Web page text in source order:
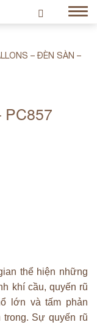
– ĐÈN SÀN –
thể hiện những
khí cầu, quyến rũ
lớn và tấm phản
Sự quyến rũ